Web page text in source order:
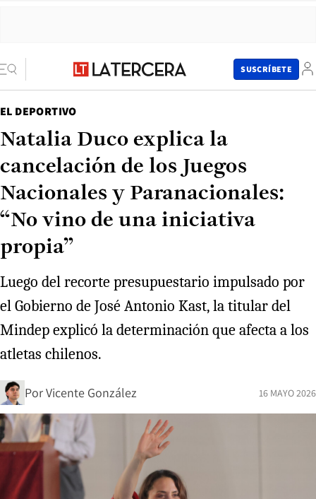
SUSCRÍBETE
EL DEPORTIVO
Natalia Duco explica la
cancelación de los Juegos
Nacionales y Paranacionales:
“No vino de una iniciativa
propia”
Luego del recorte presupuestario impulsado por
el Gobierno de José Antonio Kast, la titular del
Mindep explicó la determinación que afecta a los
atletas chilenos.
PorVicente González 16 MAYO 2026